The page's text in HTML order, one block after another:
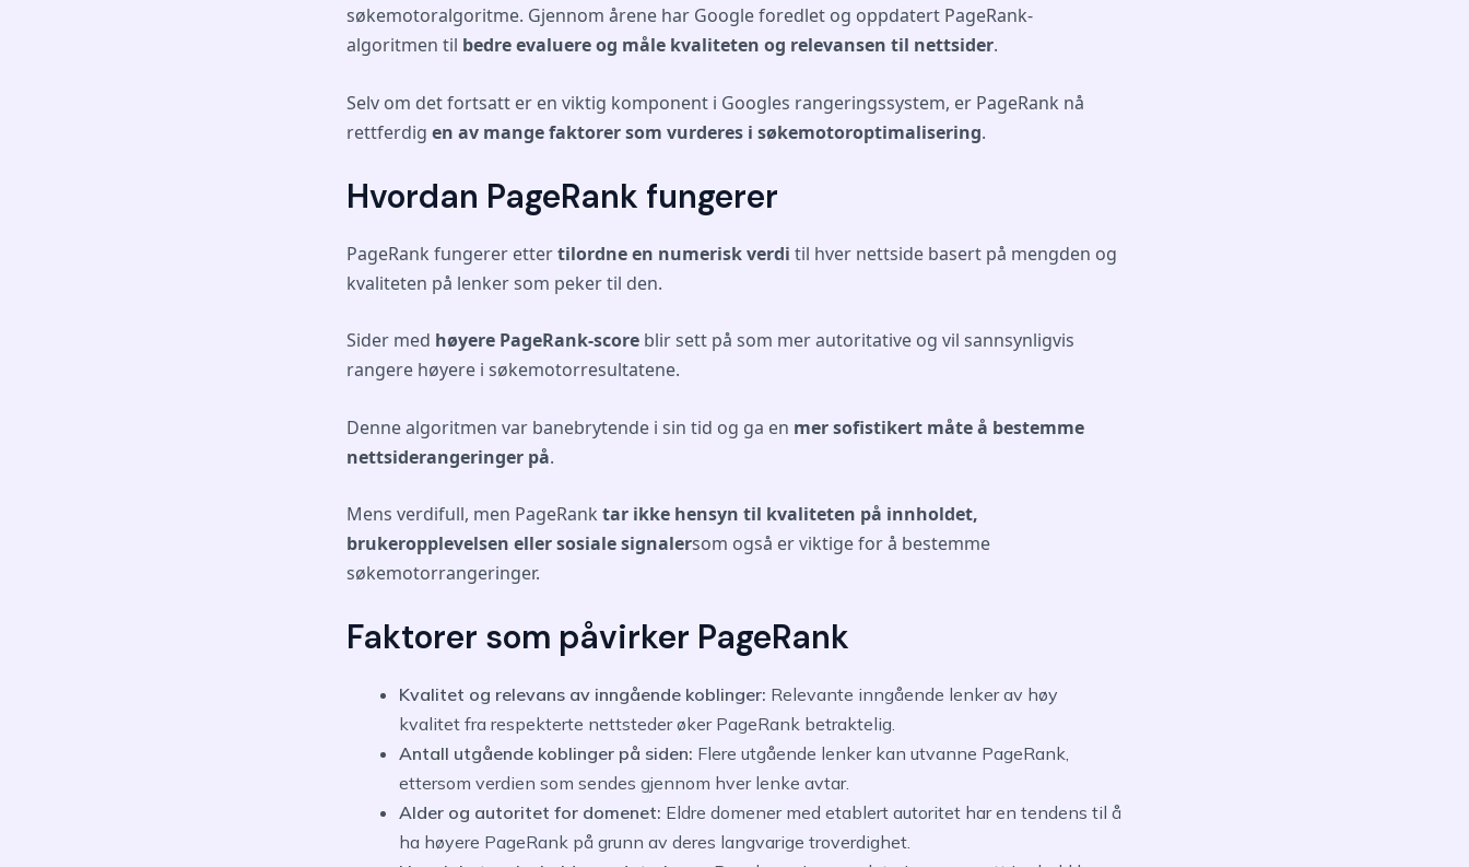
søkemotoralgoritme. Gjennom årene har Google foredlet og oppdatert PageRank-
algoritmen til bedre evaluere og måle kvaliteten og relevansen til nettsider.
Selv om det fortsatt er en viktig komponent i Googles rangeringssystem, er PageRank nå
rettferdig en av mange faktorer som vurderes i søkemotoroptimalisering.
Hvordan PageRank fungerer
PageRank fungerer ettertilordne en numerisk verdi til hver nettside basert på mengden og
kvaliteten på lenker som peker til den.
Sider med høyere PageRank-score blir sett på som mer autoritative og vil sannsynligvis
rangere høyere i søkemotorresultatene.
Denne algoritmen var banebrytende i sin tid og ga en mer sofistikert måte å bestemme
nettsiderangeringer på.
Mens verdifull, men PageRank tar ikke hensyn til kvaliteten på innholdet,
brukeropplevelsen eller sosiale signalersom også er viktige for å bestemme
søkemotorrangeringer.
Faktorer som påvirker PageRank
Kvalitet og relevans av inngående koblinger: Relevante inngående lenker av høy
kvalitet fra respekterte nettsteder øker PageRank betraktelig.
Antall utgående koblinger på siden: Flere utgående lenker kan utvanne PageRank,
ettersom verdien som sendes gjennom hver lenke avtar.
Alder og autoritet for domenet: Eldre domener med etablert autoritet har en tendens til å
ha høyere PageRank på grunn av deres langvarige troverdighet.